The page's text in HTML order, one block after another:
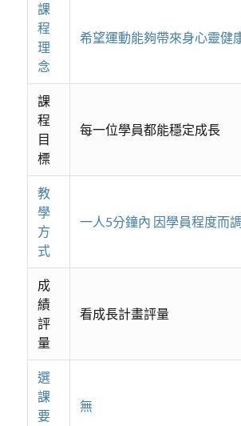
課
程
理
念
希望運動能夠帶來身心靈健
課
程
目
標
每一位學員都能穩定成長
教
學
方
式
一人5分鐘內 因學員程度而
成
績
評
量
看成長計畫評量
選
課
要
無